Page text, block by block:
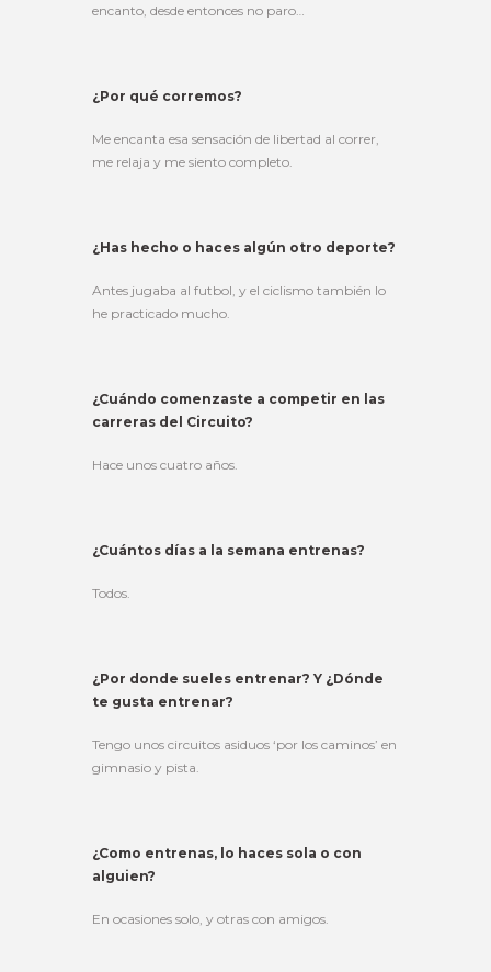
encanto, desde entonces no paro…
¿Por qué corremos?
Me encanta esa sensación de libertad al correr,
me relaja y me siento completo.
¿Has hecho o haces algún otro deporte?
Antes jugaba al futbol, y el ciclismo también lo
he practicado mucho.
¿Cuándo comenzaste a competir en las
carreras del Circuito?
Hace unos cuatro años.
¿Cuántos días a la semana entrenas?
Todos.
¿Por donde sueles entrenar? Y ¿Dónde
te gusta entrenar?
Tengo unos circuitos asiduos ‘por los caminos’ en
gimnasio y pista.
¿Como entrenas, lo haces sola o con
alguien?
En ocasiones solo, y otras con amigos.